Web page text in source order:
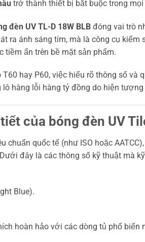
trở thành thiết bị bắt buộc trong mọi
đèn UV TL-D 18W BLB đóng vai trò
ra ánh sáng tím, mà là công cụ kiểm
tiềm ẩn trên bề mặt sản phẩm.
hay P60, việc hiểu rõ thông số và
hàng lỗi hàng tỷ đồng do hiện tượng
của bóng đèn UV
chuẩn quốc tế (như ISO hoặc
đây là các thông số kỹ thuật mà
Blue).
hoàn hảo với các dòng tủ phổ biến